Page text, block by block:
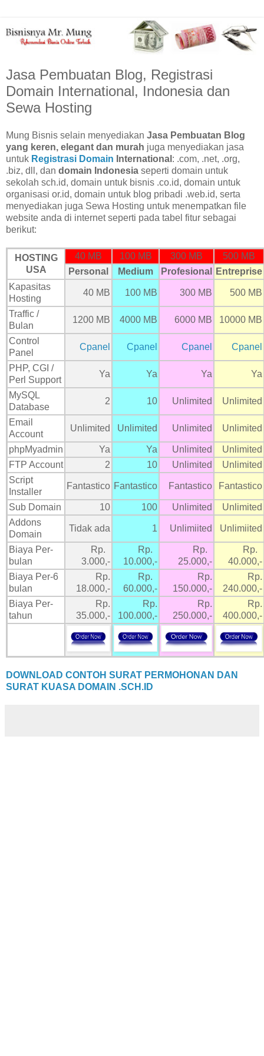
Jasa Pembuatan Blog, Registrasi
Domain International, Indonesia dan
Sewa Hosting
Mung Bisnis selain menyediakan Jasa Pembuatan Blog
yang keren, elegant dan murah juga menyediakan jasa
untuk Registrasi Domain International : .com, .net, .org,
.biz, dll, dan domain Indonesia seperti domain untuk
sekolah sch.id, domain untuk bisnis .co.id, domain untuk
organisasi or.id, domain untuk blog pribadi .web.id, serta
menyediakan juga Sewa Hosting untuk menempatkan file
website anda di internet seperti pada tabel fitur sebagai
berikut:
HOSTING
USA
40 MB 100 MB 300 MB
500 MB
Personal
Medium Profesional
Entreprise
Kapasitas
Hosting
40 MB 100 MB 300 MB 500 MB
Traffic /
Bulan
1200 MB 4000 MB 6000 MB 10000 MB
Control
Panel
Cpanel Cpanel Cpanel Cpanel
PHP, CGI /
Perl Support
Ya Ya Ya Ya
MySQL
Database
2 10 Unlimited Unlimited
Email
Account
Unlimited Unlimited Unlimited Unlimited
phpMyadmin Ya Ya Unlimited
Unlimited
FTP Account
2 10 Unlimited
Unlimited
Script
Installer
Fantastico Fantastico Fantastico Fantastico
Sub Domain 10 100 Unlimited
Unlimited
Addons
Domain
Tidak ada 1 Unlimiited Unlimiited
Biaya Per-
bulan
Rp.
3.000,-
Rp.
10.000,-
Rp.
25.000,-
Rp.
40.000,-
Biaya Per-6
bulan
Rp.
18.000,-
Rp.
60.000,-
Rp.
150.000,-
Rp.
240.000,-
Biaya Per-
tahun
Rp.
35.000,-
Rp.
100.000,-
Rp.
250.000,-
Rp.
400.000,-
DOWNLOAD CONTOH SURAT PERMOHONAN DAN
SURAT KUASA DOMAIN .SCH.ID